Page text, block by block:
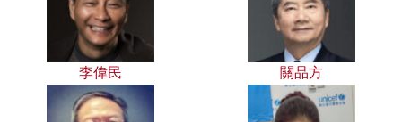
李偉民 關品方